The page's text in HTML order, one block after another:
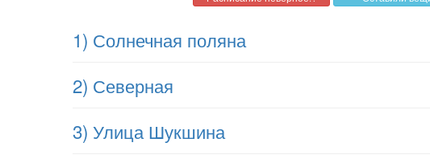
1) Солнечная поляна
2) Северная
3) Улица Шукшина